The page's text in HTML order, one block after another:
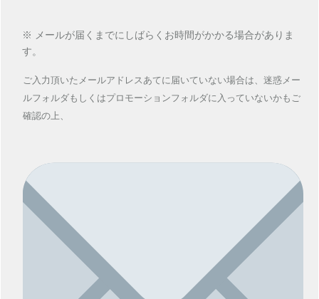
※ メールが届くまでにしばらくお時間がかかる場合がありま
す。
ご入力頂いたメールアドレスあてに 届いていない場合は、 迷惑メー
ルフォルダもしくはプロモーションフォルダに入っていないかもご
確認の上、